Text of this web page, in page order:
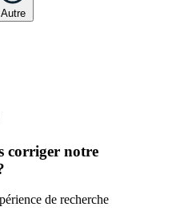
Autre
corriger notre
de recherche